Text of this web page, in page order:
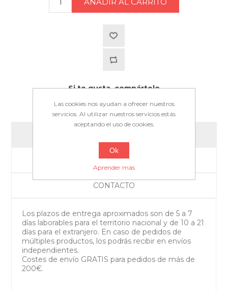
Si te gusta, compártelo
DEVOLUCIONES
CONTACTO
Los plazos de entrega aproximados son de 5 a 7
días laborables para el territorio nacional y de 10 a 21
días para el extranjero. En caso de pedidos de
múltiples productos, los podrás recibir en envíos
independientes.
Costes de envío GRATIS para pedidos de más de
200€.
Las cookies nos ayudan a ofrecer nuestros
servicios. Al utilizar nuestros servicios estás
aceptando el uso de cookies.
Ok
Aprender más